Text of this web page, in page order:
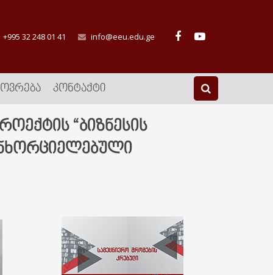
+995 32 248 01 41 info@eeu.edu.ge
ᲙᲝᲜᲢᲐᲥᲢᲘ
“ბიზნესის